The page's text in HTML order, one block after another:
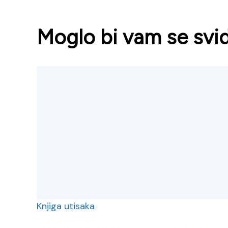
Moglo bi vam se
Knjiga utisaka